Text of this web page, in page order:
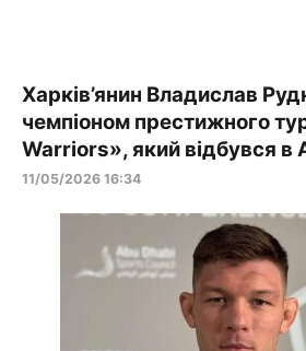
Харків’янин Владислав
чемпіоном престижного
Warriors», який відбувся
11/05/2026 16:34